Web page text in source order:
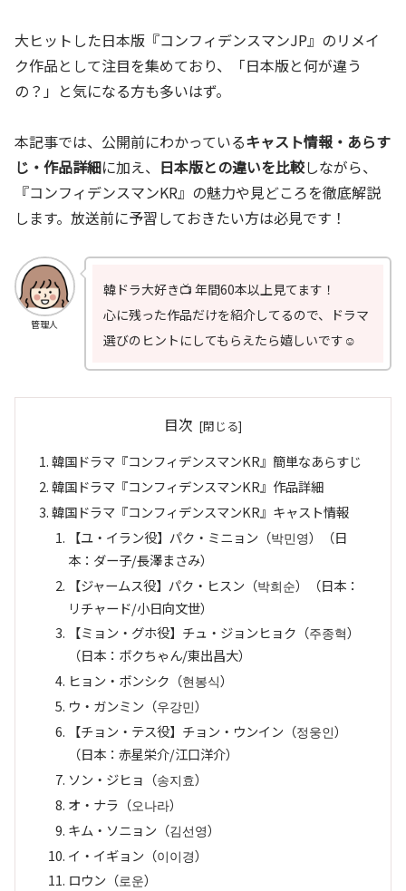
大ヒットした日本版『コンフィデンスマンJP』のリメイ
ク作品として注目を集めており、「日本版と何が違う
の？」と気になる方も多いはず。
本記事では、公開前にわかっているキャスト情報・あらす
じ・作品詳細に加え、 日本版との違いを比較しながら、
『コンフィデンスマンKR』の魅力や見どころを徹底解説
します。放送前に予習しておきたい方は必見です！
管理人
韓ドラ大好き📺 年間60本以上見てます！
心に残った作品だけを紹介してるので、ドラマ
選びのヒントにしてもらえたら嬉しいです☺️
目次
韓国ドラマ『コンフィデンスマンKR』簡単なあらすじ
韓国ドラマ『コンフィデンスマンKR』作品詳細
韓国ドラマ『コンフィデンスマンKR』キャスト情報
【ユ・イラン役】パク・ミニョン（박민영）（日
本：ダー子/長澤まさみ）
【ジャームス役】パク・ヒスン（박희순）（日本：
リチャード/小日向文世）
【ミョン・グホ役】チュ・ジョンヒョク（주종혁）
（日本：ボクちゃん/東出昌大）
ヒョン・ボンシク（현봉식）
ウ・ガンミン（우강민）
【チョン・テス役】チョン・ウンイン（정웅인）
（日本：赤星栄介/江口洋介）
ソン・ジヒョ（송지효）
オ・ナラ（오나라）
キム・ソニョン（김선영）
イ・イギョン（이이경）
ロウン（로운）